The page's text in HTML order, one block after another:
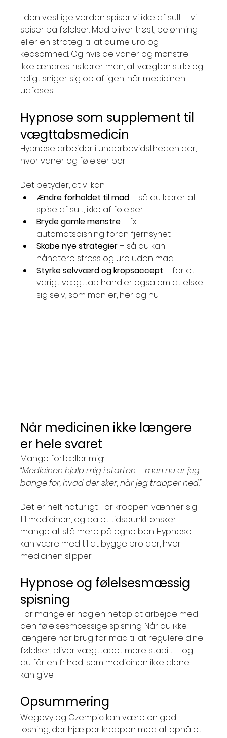
I den vestlige verden spiser vi ikke af sult – vi
spiser på følelser. Mad bliver trøst, belønning
eller en strategi til at dulme uro og
kedsomhed. Og hvis de vaner og mønstre
ikke ændres, risikerer man, at vægten stille og
roligt sniger sig op af igen, når medicinen
udfases.
Hypnose som supplement til
vægttabsmedicin
Hypnose arbejder i underbevidstheden der,
hvor vaner og følelser bor.
Det betyder, at vi kan:
Ændre forholdet til mad – så du lærer at
spise af sult, ikke af følelser.
Bryde gamle mønstre – fx
automatspisning foran fjernsynet.
Skabe nye strategier – så du kan
håndtere stress og uro uden mad.
Styrke selvværd og kropsaccept – for et
varigt vægttab handler også om at elske
sig selv, som man er, her og nu.
Når medicinen ikke længere
er hele svaret
Mange fortæller mig:
“Medicinen hjalp mig i starten – men nu er jeg
bange for, hvad der sker, når jeg trapper ned.”
Det er helt naturligt. For kroppen vænner sig
til medicinen, og på et tidspunkt ønsker
mange at stå mere på egne ben. Hypnose
kan være med til at bygge bro der, hvor
medicinen slipper.
Hypnose og følelsesmæssig
spisning
For mange er nøglen netop at arbejde med
den følelsesmæssige spisning. Når du ikke
længere har brug for mad til at regulere dine
følelser, bliver vægttabet mere stabilt – og
du får en frihed, som medicinen ikke alene
kan give.
Opsummering
Wegovy og Ozempic kan være en god
løsning, der hjælper kroppen med at opnå et